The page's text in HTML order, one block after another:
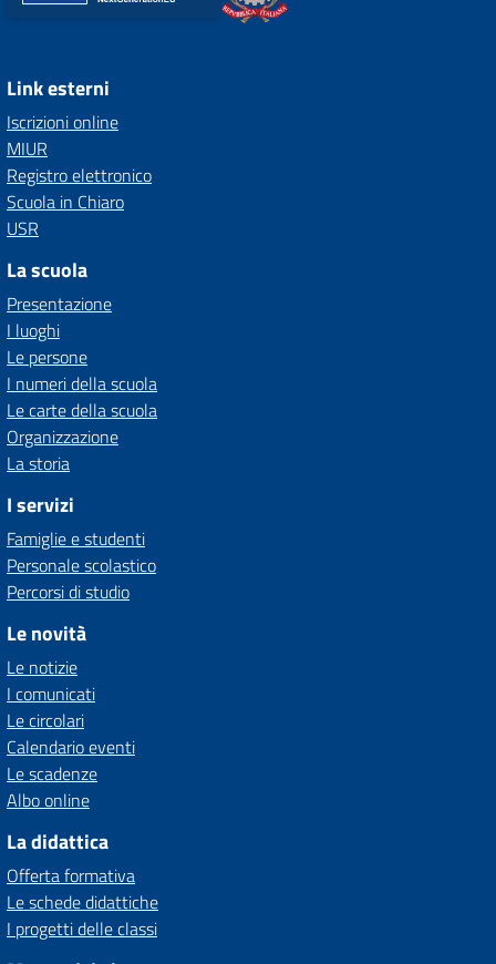
Link esterni
Iscrizioni online
MIUR
Registro elettronico
Scuola in Chiaro
USR
La scuola
Presentazione
I luoghi
Le persone
I numeri della scuola
Le carte della scuola
Organizzazione
La storia
I servizi
Famiglie e studenti
Personale scolastico
Percorsi di studio
Le novità
Le notizie
I comunicati
Le circolari
Calendario eventi
Le scadenze
Albo online
La didattica
Offerta formativa
Le schede didattiche
I progetti delle classi